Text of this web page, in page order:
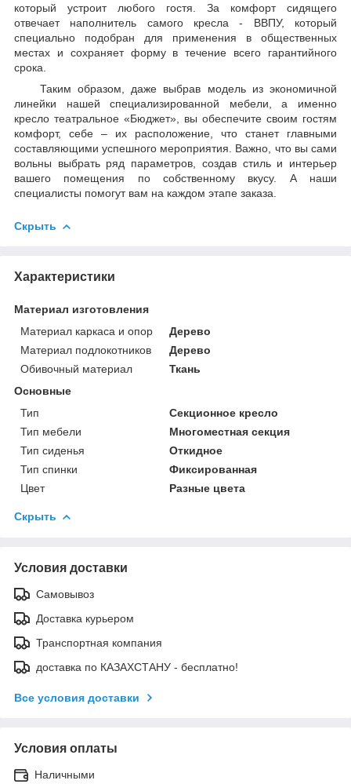
который устроит любого гостя. За комфорт сидящего
отвечает наполнитель самого кресла - ВВПУ, который
специально подобран для применения в общественных
местах и сохраняет форму в течение всего гарантийного
срока.
Таким образом, даже выбрав модель из экономичной
линейки нашей специализированной мебели, а именно
кресло театральное «Бюджет», вы обеспечите своим гостям
комфорт, себе – их расположение, что станет главными
составляющими успешного мероприятия. Важно, что вы сами
вольны выбрать ряд параметров, создав стиль и интерьер
вашего помещения по собственному вкусу. А наши
специалисты помогут вам на каждом этапе заказа.
Скрыть
Характеристики
Материал изготовления
Материал каркаса и опор
Дерево
Материал подлокотников
Дерево
Обивочный материал
Ткань
Основные
Тип
Секционное кресло
Тип мебели
Многоместная секция
Тип сиденья
Откидное
Тип спинки
Фиксированная
Цвет
Разные цвета
Скрыть
Условия доставки
Самовывоз
Доставка курьером
Транспортная компания
доставка по КАЗАХСТАНУ - бесплатно!
Все условия доставки
Условия оплаты
Наличными